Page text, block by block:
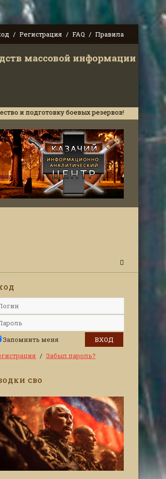
Регистрация FAQ Правила
массовой информации
боевых резервов! Доклад "Казачество
Запомнить меня
Забыл пароль?
СВО